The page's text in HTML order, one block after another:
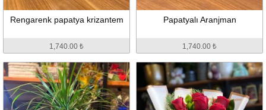
Rengarenk papatya krizantem
1,740.00 ₺
Papatyalı Aranjman
1,740.00 ₺